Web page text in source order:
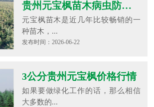
贵州元宝枫苗木病虫防害知识
元宝枫苗木是近几年比较畅销的一
种苗木，...
发布时间：2026-06-22
3公分贵州元宝枫价格行情
如果要做绿化工作的话，那么相信
大多数的...